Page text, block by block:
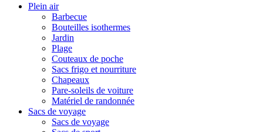
Plein air
Barbecue
Bouteilles isothermes
Jardin
Plage
Couteaux de poche
Sacs frigo et nourriture
Chapeaux
Pare-soleils de voiture
Matériel de randonnée
Sacs de voyage
Sacs de voyage